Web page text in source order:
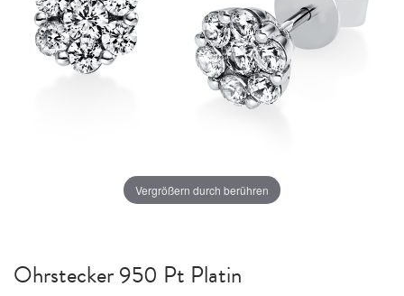
Vergrößern durch berühren
Ohrstecker 950 Pt Platin